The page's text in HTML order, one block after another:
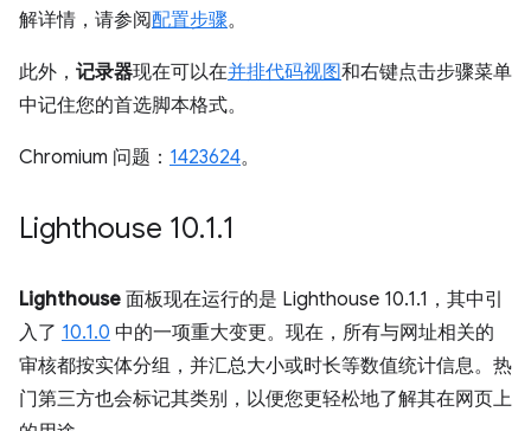
解详情，请参阅配置步骤。
此外， 记录器现在可以在并排代码视图和右键点击步骤菜单
中记住您的首选脚本格式。
Chromium 问题： 1423624。
Lighthouse 10.1.1
Lighthouse 面板现在运行的是 Lighthouse 10.1.1，其中引
入了 10.1.0 中的一项重大变更。现在，所有与网址相关的
审核都按实体分组，并汇总大小或时长等数值统计信息。热
门第三方也会标记其类别，以便您更轻松地了解其在网页上